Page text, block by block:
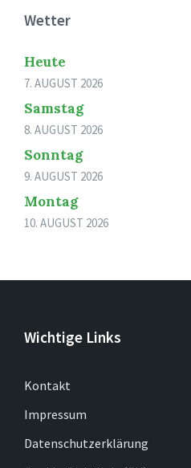
Wetter
Heute
7. AUGUST 2026
Samstag
8. AUGUST 2026
Sonntag
9. AUGUST 2026
Montag
10. AUGUST 2026
Wichtige Links
Kontakt
Impressum
Datenschutzerklärung